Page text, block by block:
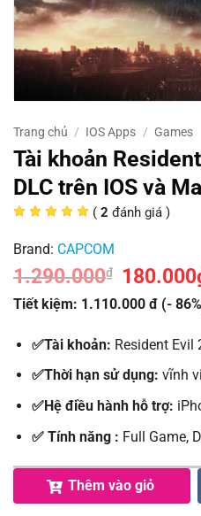
Trang chủ / IOS Apps / Games
Tài khoản
DLC trên IOS và
( 2 đánh giá )
Brand: CAPCOM
1.290.000₫
Giá
gốc
là:
1.290.000₫.
180.000
Tiết kiệm: 1.110.000 đ (-
✅Tài khoản: Resident Evil
✅Thời hạn sử dụng: vĩnh
✅Hệ điều hành hỗ trợ:
✅ Tính năng : Full Game,
Thêm vào giỏ